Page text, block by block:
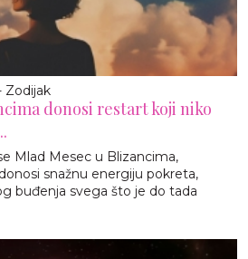
Zodijak
donosi restart koji niko
Mlad Mesec u Blizancima,
snažnu energiju pokreta,
buđenja svega što je do tada